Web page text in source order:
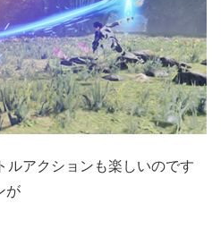
ルアクションも楽しいのです
が